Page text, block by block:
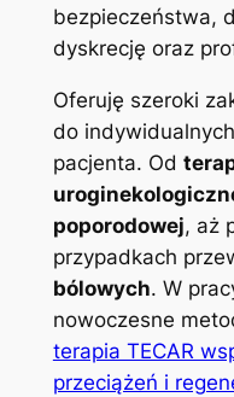
bezpieczeństwa,
dyskrecję oraz
Oferuję szeroki
do
pacjenta. Od
poporodowej, aż
przypadkach
bólowych. W
nowoczesne
terapia TECAR
przeciążeń i